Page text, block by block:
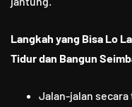
Langkah yang Bisa Lo
Tidur dan Bangun
Jalan-jalan